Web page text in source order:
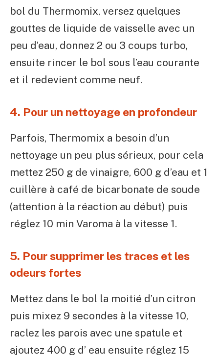
bol du Thermomix, versez quelques
gouttes de liquide de vaisselle avec un
peu d’eau, donnez 2 ou 3 coups turbo,
ensuite rincer le bol sous l’eau courante
et il redevient comme neuf.
4. Pour un nettoyage en profondeur
Parfois, Thermomix a besoin d’un
nettoyage un peu plus sérieux, pour cela
mettez 250 g de vinaigre, 600 g d’eau et 1
cuillère à café de bicarbonate de soude
(attention à la réaction au début) puis
réglez 10 min Varoma à la vitesse 1.
5. Pour supprimer les traces et les
odeurs fortes
Mettez dans le bol la moitié d’un citron
puis mixez 9 secondes à la vitesse 10,
raclez les parois avec une spatule et
ajoutez 400 g d’ eau ensuite réglez 15